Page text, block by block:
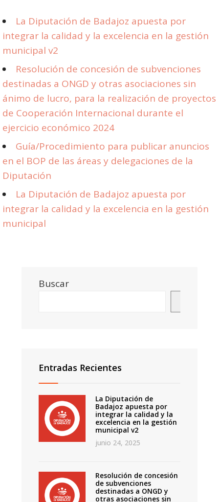
La Diputación de Badajoz apuesta por
integrar la calidad y la excelencia en la gestión
municipal v2
Resolución de concesión de subvenciones
destinadas a ONGD y otras asociaciones sin
ánimo de lucro, para la realización de proyectos
de Cooperación Internacional durante el
ejercicio económico 2024
Guía/Procedimiento para publicar anuncios
en el BOP de las áreas y delegaciones de la
Diputación
La Diputación de Badajoz apuesta por
integrar la calidad y la excelencia en la gestión
municipal
Buscar
Entradas Recientes
La Diputación de
Badajoz apuesta por
integrar la calidad y la
excelencia en la gestión
municipal v2
junio 24, 2025
Resolución de concesión
de subvenciones
destinadas a ONGD y
otras asociaciones sin